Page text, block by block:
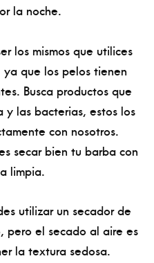
la noche.
los mismos que utilices
que los pelos tienen
Busca productos que
y las bacterias, estos los
con nosotros.
secar bien tu barba con
limpia.
utilizar un secador de
pero el secado al aire es
la textura sedosa.